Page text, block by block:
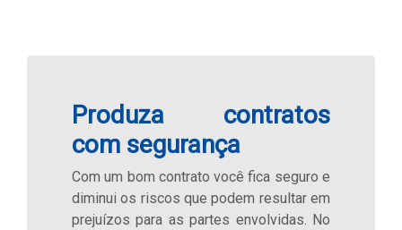
Produza contratos
com segurança
Com um bom contrato você fica seguro e
diminui os riscos que podem resultar em
prejuízos para as partes envolvidas. No